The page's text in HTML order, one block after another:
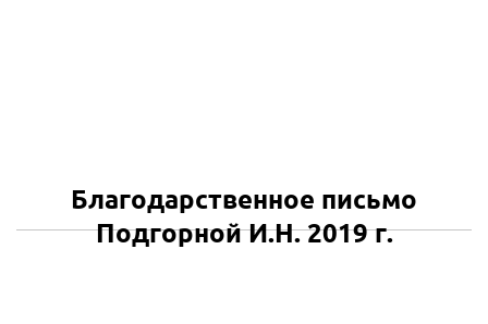
Благодарственное письмо
Подгорной И.Н. 2019 г.